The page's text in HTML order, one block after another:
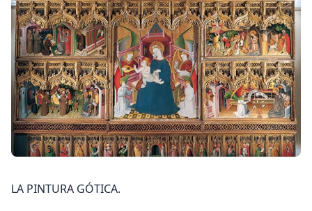
LA PINTURA GÓTICA.